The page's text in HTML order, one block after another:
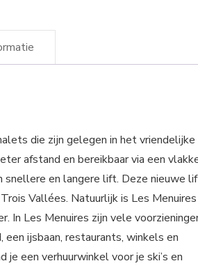
die zijn gelegen in het vriendelijke
afstand en bereikbaar via een
en langere lift. Deze nieuwe
Vallées. Natuurlijk is Les Menuires
In Les Menuires zijn vele
ijsbaan, restaurants, winkels en
een verhuurwinkel voor je ski’s en